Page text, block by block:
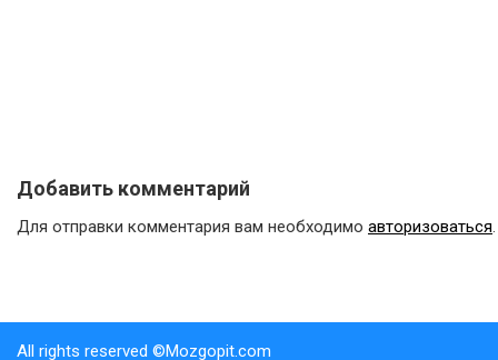
Добавить комментарий
Для отправки комментария вам необходимо авторизоваться.
All rights reserved ©Mozgopit.com